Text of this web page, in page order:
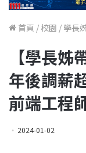
首頁 / 校園 / 學長
【學長
年後調薪
前端工程
2024-01-02